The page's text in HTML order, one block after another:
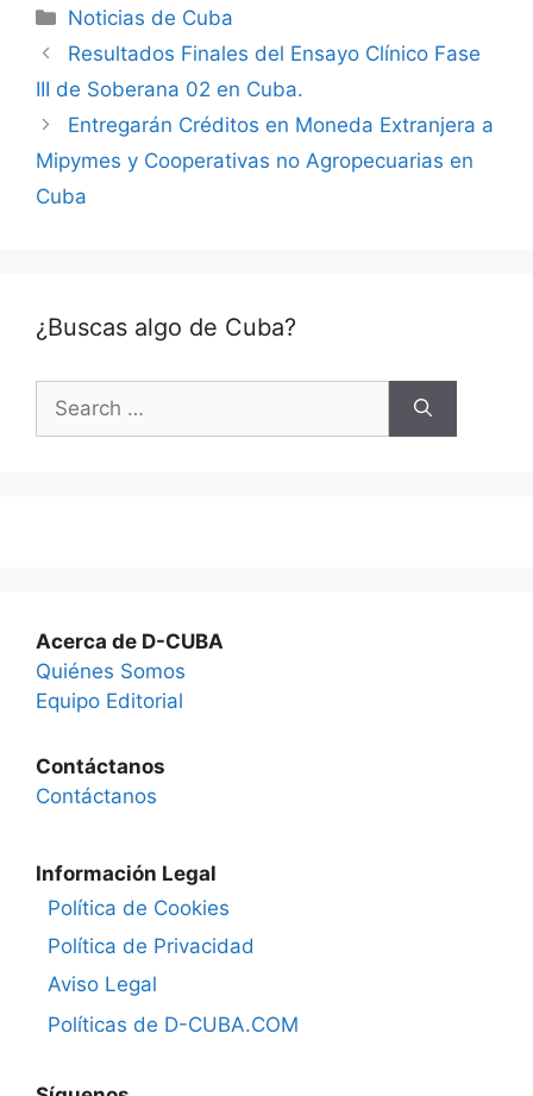
Categories
Noticias de Cuba
Resultados Finales del Ensayo Clínico Fase
III de Soberana 02 en Cuba.
Entregarán Créditos en Moneda Extranjera a
Mipymes y Cooperativas no Agropecuarias en
Cuba
¿Buscas algo de Cuba?
Search
for:
Acerca de D-CUBA
Quiénes Somos
Equipo Editorial
Contáctanos
Contáctanos
Información Legal
Política de Cookies
Política de Privacidad
Aviso Legal
Políticas de D-CUBA.COM